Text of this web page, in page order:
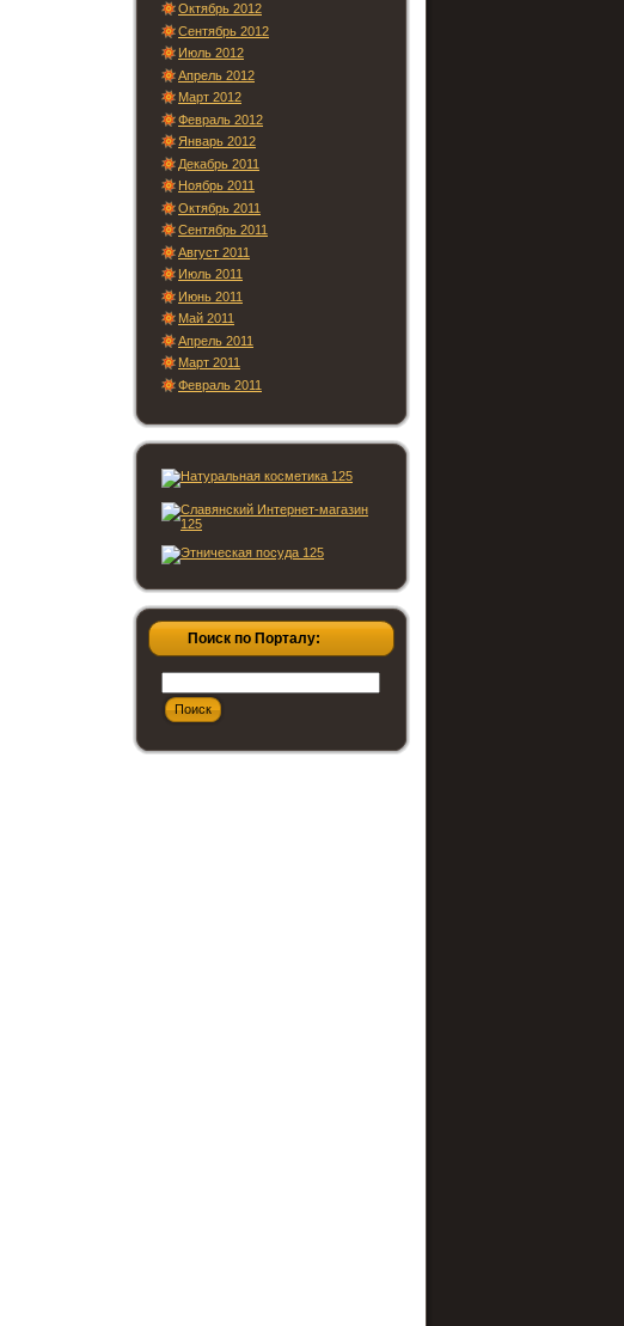
Октябрь 2012
Сентябрь 2012
Июль 2012
Апрель 2012
Март 2012
Февраль 2012
Январь 2012
Декабрь 2011
Ноябрь 2011
Октябрь 2011
Сентябрь 2011
Август 2011
Июль 2011
Июнь 2011
Май 2011
Апрель 2011
Март 2011
Февраль 2011
Поиск по Порталу: